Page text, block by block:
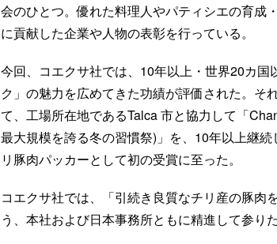
会のひとつ。優れた料理人やパティシエの育成
に貢献した企業や人物の表彰を行っている。
今回、コエクサ社では、10年以上・世界20カ
ク」の魅力を広めてきた功績が評価された。そ
て、工場所在地であるTalca 市と協力して「
最大規模を誇る冬の習慣祭)」を、10年以上継
リ豚肉パッカーとして初の受賞に至った。
コエクサ社では、「引続き良質なチリ産の豚肉
う、本社および日本事務所ともに精進して参り